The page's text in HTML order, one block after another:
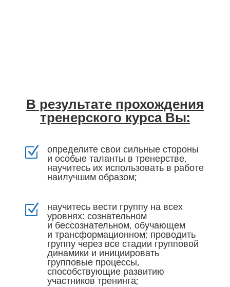
В результате прохождения
тренерского курса Вы:
Z определите свои сильные стороны
и особые таланты в тренерстве,
научитесь их использовать в работе
наилучшим образом;
Z научитесь вести группу на всех
уровнях: сознательном
и бессознательном, обучающем
и трансформационном; проводить
группу через все стадии групповой
динамики и инициировать
групповые процессы,
способствующие развитию
участников тренинга;